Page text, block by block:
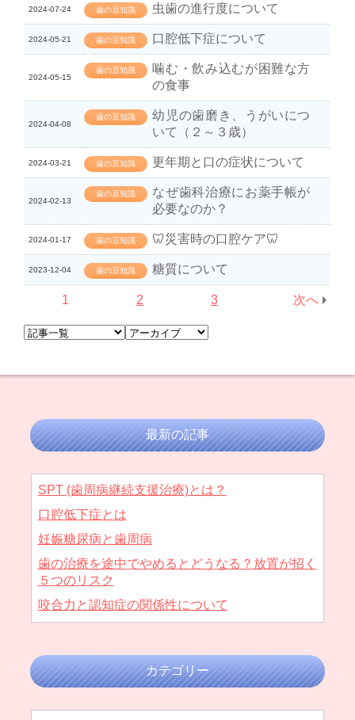
2024-07-24 歯の豆知識 虫歯の進行度について
2024-05-21 歯の豆知識 口腔低下症について
2024-05-15
歯の豆知識
噛む・飲み込むが困難な方
の食事
2024-04-08
歯の豆知識
幼児の歯磨き、うがいにつ
いて（２～３歳）
2024-03-21 歯の豆知識 更年期と口の症状について
2024-02-13
歯の豆知識
なぜ歯科治療にお薬手帳が
必要なのか？
2024-01-17 歯の豆知識 🦷災害時の口腔ケア🦷
2023-12-04 歯の豆知識 糖質について
1 2 3 次へ
最新の記事
SPT (歯周病継続支援治療)とは？
口腔低下症とは
妊娠糖尿病と歯周病
歯の治療を途中でやめるとどうなる？放置が招く
５つのリスク
咬合力と認知症の関係性について
カテゴリー